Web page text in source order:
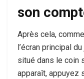
son
Après cela,
l’écran principal
situé dans le coin
apparaît, appuyez